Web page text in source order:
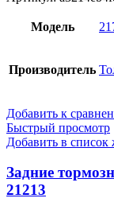
Модель
Производитель
Добавить к
Быстрый просмотр
Добавить в список
Задние
21213